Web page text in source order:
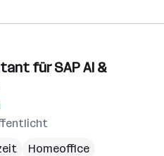
für SAP AI &
Homeoffice